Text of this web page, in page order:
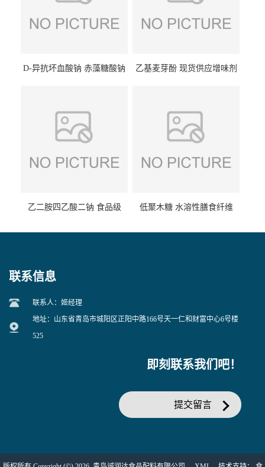
D-异抗坏血酸钠 赤藻糖酸钠
乙基麦芽酚 现货供应增味剂
乙二胺四乙酸二钠 食品级
低聚木糖 水溶性膳食纤维
联系信息
联系人：姬经理
地址：山东省青岛市城阳区正阳中路166号天一仁和财富中心6号楼
525
即刻联系我们吧！
提交留言